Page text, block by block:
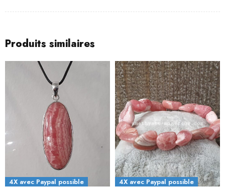
Produits similaires
4X avec Paypal possible 4X avec Paypal possible